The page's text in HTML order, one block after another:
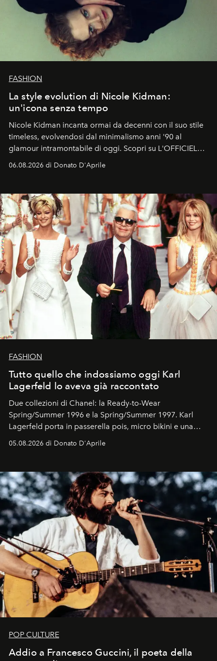
FASHION
La style evolution di Nicole Kidman:
un'icona senza tempo
Nicole Kidman incanta ormai da decenni con il suo stile
timeless, evolvendosi dal minimalismo anni '90 al
glamour intramontabile di oggi. Scopri su L'OFFICIEL
Italia la sua style evolution.
06.08.2026 di Donato D'Aprile
FASHION
Tutto quello che indossiamo oggi Karl
Lagerfeld lo aveva già raccontato
Due collezioni di Chanel: la Ready-to-Wear
Spring/Summer 1996 e la Spring/Summer 1997. Karl
Lagerfeld porta in passerella pois, micro bikini e una
logomania pensata per la spiaggia
Kate, Claudia e Carla una dietro l'altra. Trent'anni dopo,
uno dei documenti più contemporanei che abbiamo.
05.08.2026 di Donato D'Aprile
POP CULTURE
Addio a Francesco Guccini, il poeta della